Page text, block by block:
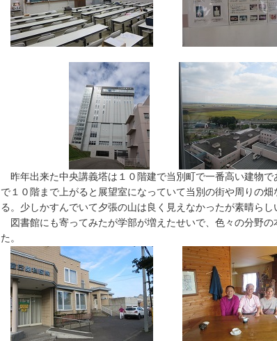
昨年出来た中央講義塔は１０階建で当別町で一番高い建物で
で１０階まで上がると展望室になっていて当別の街や周りの
る。少しかすんでいて夕張の山は良く見えなかったが素晴らし
図書館にも寄ってみたが学部が増えたせいで、色々の分野の
た。